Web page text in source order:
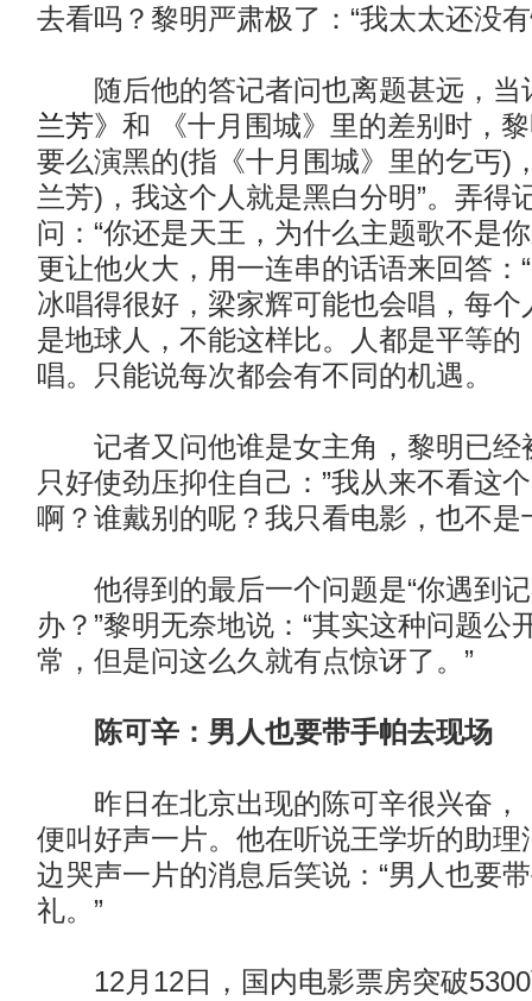
去看吗？黎明严肃极了：“我太太还没
随后他的答记者问也离题甚远，当
兰芳》 和 《十月围城》里的差别时，
要么演黑的(指《十月围城》里的乞丐)
兰芳)，我这个人就是黑白分明”。弄得
问：“你还是天王，为什么主题歌不是
更让他火大，用一连串的话语来回答：
冰唱得很好，梁家辉可能也会唱，每个
是地球人，不能这样比。人都是平等的
唱。只能说每次都会有不同的机遇。
记者又问他谁是女主角，黎明已经
只好使劲压抑住自己：”我从来不看这
啊？谁戴别的呢？我只看电影，也不是
他得到的最后一个问题是“你遇到记
办？”黎明无奈地说：“其实这种问题公
常，但是问这么久就有点惊讶了。”
陈可辛：男人也要带手帕去现场
昨日在北京出现的陈可辛很兴奋，
便叫好声一片。他在听说王学圻的助理
边哭声一片的消息后笑说：“男人也要
礼。”
12月12日，国内电影票房突破5300